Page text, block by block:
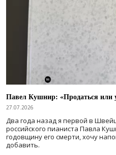
Павел Кушнир: «Продаться или
27.07.2026
Два года назад я первой в
российского пианиста Павла
годовщину его смерти, хочу
добавить.